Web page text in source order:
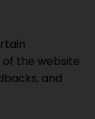
the website
and